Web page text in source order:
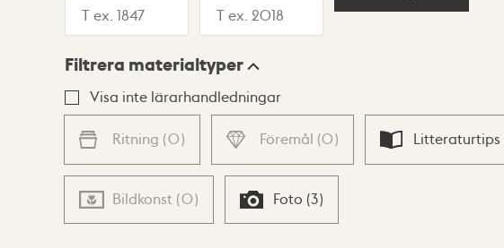
Lista Karta
Filtrera materialtyper
Visa inte lärarhandledningar
Ritning (0) Föremål (0) Litteraturtips
Bildkonst (0) Foto (3)